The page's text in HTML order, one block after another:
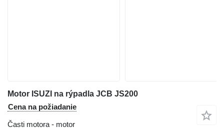
Motor ISUZI na rýpadla JCB JS200
Cena na požiadanie
Časti motora - motor